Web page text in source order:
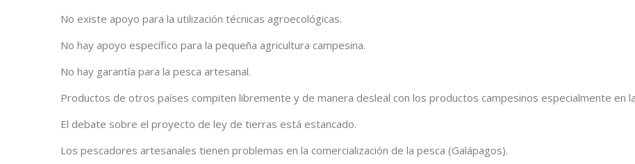
No existe apoyo para la utilización técnicas agroecológicas.
No hay apoyo específico para la pequeña agricultura campesina.
No hay garantía para la pesca artesanal.
Productos de otros países compiten libremente y de manera desleal con los productos campesinos especialmente en
El debate sobre el proyecto de ley de tierras está estancado.
Los pescadores artesanales tienen problemas en la comercialización de la pesca (Galápagos).